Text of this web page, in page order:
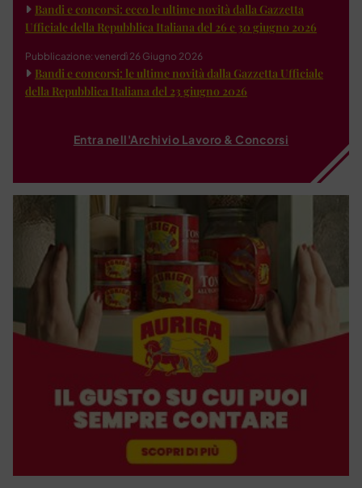
Bandi e concorsi: ecco le ultime novità dalla Gazzetta
Ufficiale della Repubblica Italiana del 26 e 30 giugno 2026
Pubblicazione: venerdì 26 Giugno 2026
Bandi e concorsi: le ultime novità dalla Gazzetta Ufficiale
della Repubblica Italiana del 23 giugno 2026
Entra nell'Archivio Lavoro & Concorsi